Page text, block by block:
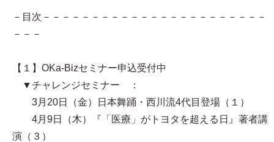
－目次－－－－－－－－－－－－－－－－－－－－－－－
－－－
【１】OKa-Bizセミナー申込受付中
▼チャレンジセミナー ：
3月20日（金）日本舞踊・西川流4代目登場（１）
4月9日（木）『「医療」がトヨタを超える日』著者講
演（３）